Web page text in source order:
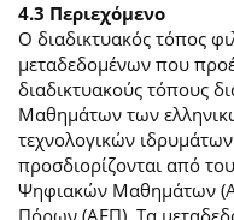
4.3 Περιεχόμενο
O διαδικτυακός τόπος
μεταδεδομένων που
διαδικτυακούς τόπους
Μαθημάτων των
τεχνολογικών
προσδιορίζονται από
Ψηφιακών Μαθημάτων